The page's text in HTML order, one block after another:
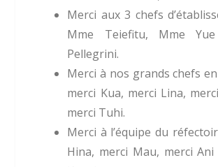
Merci aux 3 chefs
Mme Teiefitu, Mme
Pellegrini.
Merci à nos grands chefs
merci Kua, merci Lina,
merci Tuhi.
Merci à l’équipe du
Hina, merci Mau, merci